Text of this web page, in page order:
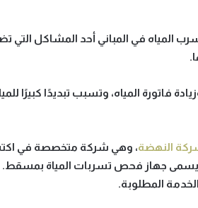
المياه في المباني أحد المشاكل
فاتورة المياه، وتسبب تبديدًا
النهضة، وهي شركة متخصصة في
يسمى جهاز فحص تسربات المياة
المطلوبة.